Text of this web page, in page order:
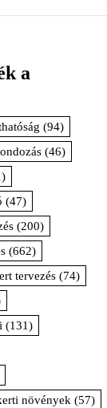
a
(94)
(46)
(47)
(200)
(662)
tervezés (74)
(131)
növények (57)